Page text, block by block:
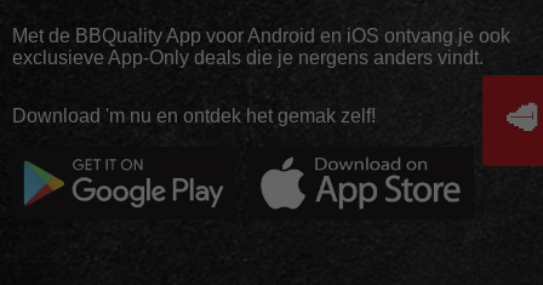
Met de BBQuality App voor Android en iOS ontvang je ook
exclusieve App-Only deals die je nergens anders vindt.
Download 'm nu en ontdek het gemak zelf! 🥩